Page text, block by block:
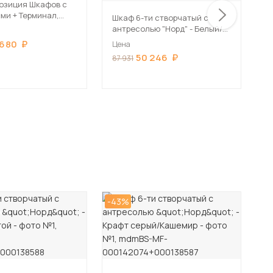
Шкафов с
+ Терминал,
Кашемир
Шкаф 6-ти створчатый с
антресолью "Норд" - Белый/
Белый глянец
Цена
87 931 50 246
-43%